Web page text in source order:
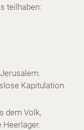
teilhaben:
Kapitulation.
dem Volk,